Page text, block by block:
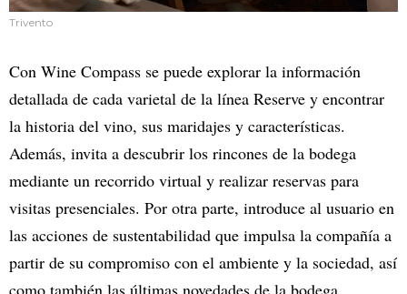
Trivento
Con Wine Compass se puede explorar la información
detallada de cada varietal de la línea Reserve y encontrar
la historia del vino, sus maridajes y características.
Además, invita a descubrir los rincones de la bodega
mediante un recorrido virtual y realizar reservas para
visitas presenciales. Por otra parte, introduce al usuario en
las acciones de sustentabilidad que impulsa la compañía a
partir de su compromiso con el ambiente y la sociedad, así
como también las últimas novedades de la bodega.